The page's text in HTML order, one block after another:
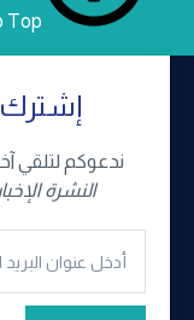
Top
إشترك
ندعوكم لتلقي
النشرة